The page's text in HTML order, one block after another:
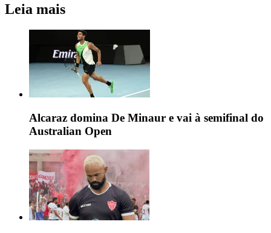
Leia mais
Alcaraz domina De Minaur e vai à semifinal do
Australian Open